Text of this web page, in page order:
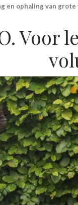
en ophaling van grote
Voor